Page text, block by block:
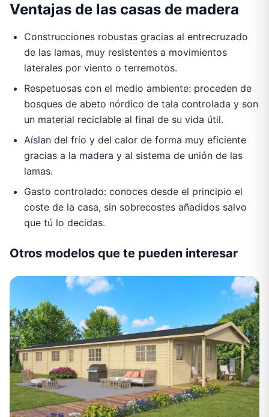
Ventajas de las casas de madera
Construcciones robustas gracias al entrecruzado
de las lamas, muy resistentes a movimientos
laterales por viento o terremotos.
Respetuosas con el medio ambiente: proceden de
bosques de abeto nórdico de tala controlada y son
un material reciclable al final de su vida útil.
Aíslan del frío y del calor de forma muy eficiente
gracias a la madera y al sistema de unión de las
lamas.
Gasto controlado: conoces desde el principio el
coste de la casa, sin sobrecostes añadidos salvo
que tú lo decidas.
Otros modelos que te pueden interesar